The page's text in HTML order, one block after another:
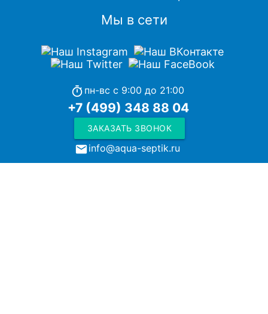
Мы в сети
timer пн-вс с 9:00 до 21:00
+7 (499) 348 88 04
ЗАКАЗАТЬ ЗВОНОК
local_post_officeinfo@aqua-septik.ru